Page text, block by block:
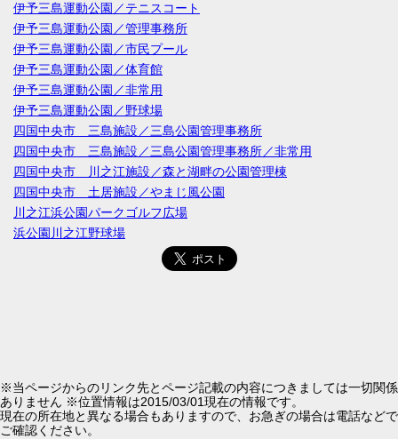
伊予三島運動公園／テニスコート
伊予三島運動公園／管理事務所
伊予三島運動公園／市民プール
伊予三島運動公園／体育館
伊予三島運動公園／非常用
伊予三島運動公園／野球場
四国中央市 三島施設／三島公園管理事務所
四国中央市 三島施設／三島公園管理事務所／非常用
四国中央市 川之江施設／森と湖畔の公園管理棟
四国中央市 土居施設／やまじ風公園
川之江浜公園パークゴルフ広場
浜公園川之江野球場
※当ページからのリンク先とページ記載の内容につきましては一切関係
ありません ※位置情報は2015/03/01現在の情報です。
現在の所在地と異なる場合もありますので、お急ぎの場合は電話などで
ご確認ください。